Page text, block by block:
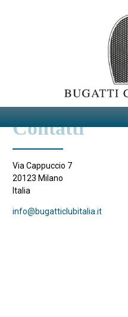
Contatti
Via Cappuccio 7
20123 Milano
Italia
info@bugatticlubitalia.it